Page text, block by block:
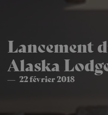
Lancement
Alaska
22 février 2018